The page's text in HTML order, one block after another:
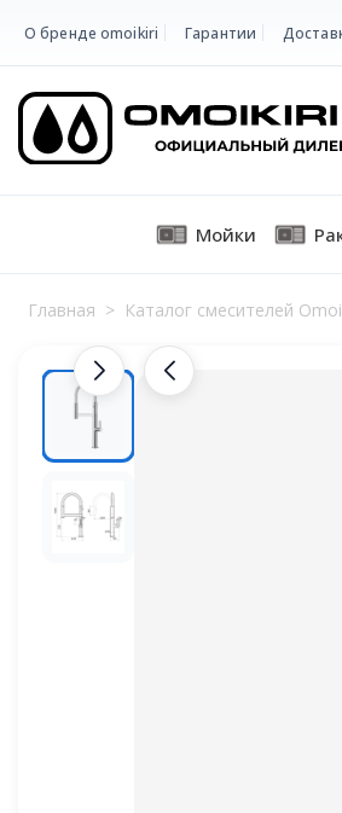
О бренде omoikiri Гарантии
Мойки
Главная > Каталог смесителей